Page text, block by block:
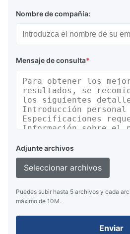
Nombre de compañía:
Mensaje de consulta*
Adjunte archivos
Seleccionar archivos
Puedes subir hasta 5 archivos y cada
máximo de 10M.
Enviar